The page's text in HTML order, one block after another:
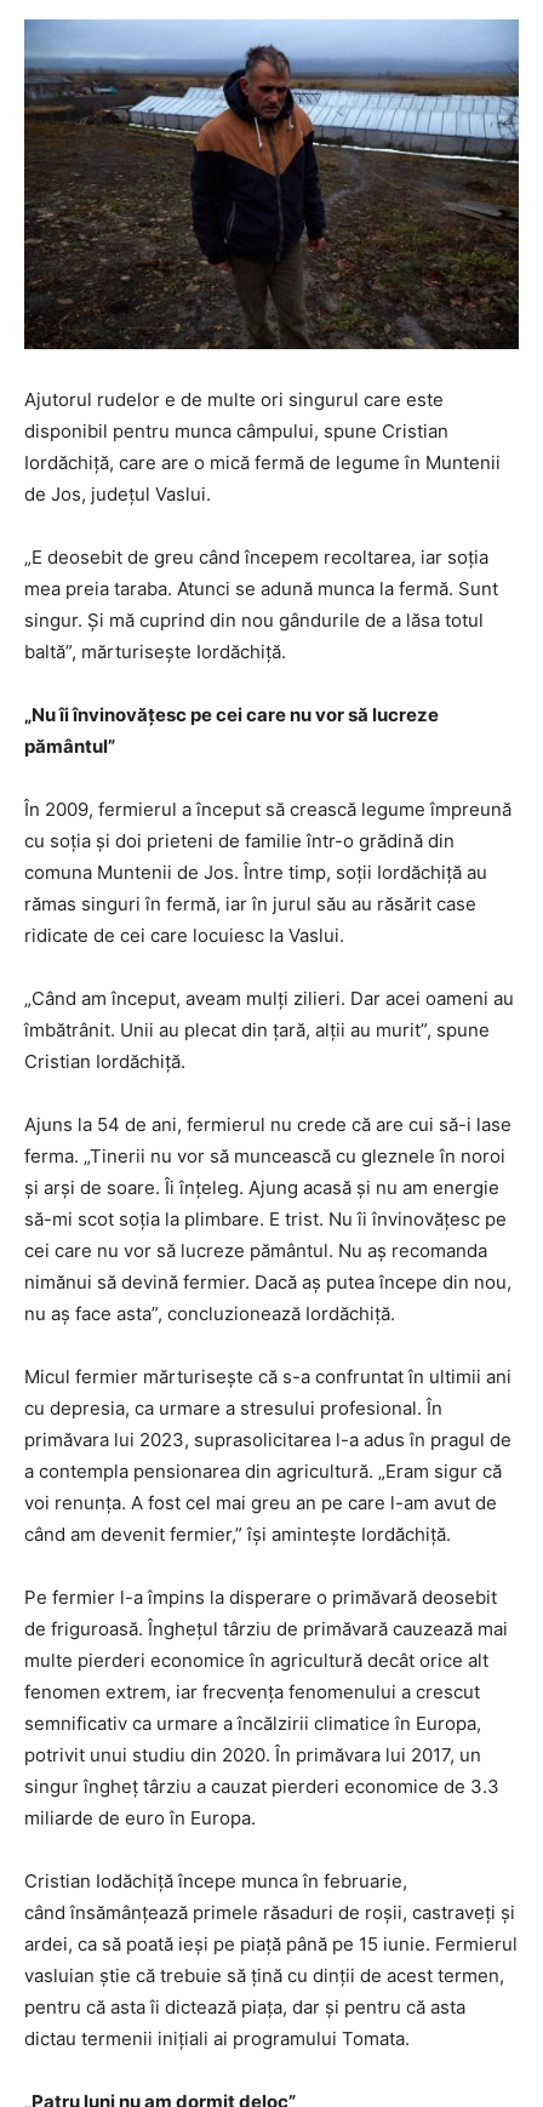
Ajutorul rudelor e de multe ori singurul care este
disponibil pentru munca câmpului, spune Cristian
Iordăchiță, care are o mică fermă de legume în Muntenii
de Jos, județul Vaslui.
„E deosebit de greu când începem recoltarea, iar soția
mea preia taraba. Atunci se adună munca la fermă. Sunt
singur. Și mă cuprind din nou gândurile de a lăsa totul
baltă”, mărturisește Iordăchiță.
„Nu îi învinovățesc pe cei care nu vor să lucreze
pământul”
În 2009, fermierul a început să crească legume împreună
cu soția și doi prieteni de familie într-o grădină din
comuna Muntenii de Jos. Între timp, soții Iordăchiță au
rămas singuri în fermă, iar în jurul său au răsărit case
ridicate de cei care locuiesc la Vaslui.
„Când am început, aveam mulți zilieri. Dar acei oameni au
îmbătrânit. Unii au plecat din țară, alții au murit”, spune
Cristian Iordăchiță.
Ajuns la 54 de ani, fermierul nu crede că are cui să-i lase
ferma. „Tinerii nu vor să muncească cu gleznele în noroi
și arși de soare. Îi înțeleg. Ajung acasă și nu am energie
să-mi scot soția la plimbare. E trist. Nu îi învinovățesc pe
cei care nu vor să lucreze pământul. Nu aș recomanda
nimănui să devină fermier. Dacă aș putea începe din nou,
nu aș face asta”, concluzionează Iordăchiță.
Micul fermier mărturisește că s-a confruntat în ultimii ani
cu depresia, ca urmare a stresului profesional. În
primăvara lui 2023, suprasolicitarea l-a adus în pragul de
a contempla pensionarea din agricultură. „Eram sigur că
voi renunța. A fost cel mai greu an pe care l-am avut de
când am devenit fermier,” își amintește Iordăchiță.
Pe fermier l-a împins la disperare o primăvară deosebit
de friguroasă. Înghețul târziu de primăvară cauzează mai
multe pierderi economice în agricultură decât orice alt
fenomen extrem, iar frecvența fenomenului a crescut
semnificativ ca urmare a încălzirii climatice în Europa,
potrivit unui studiu din 2020. În primăvara lui 2017, un
singur îngheț târziu a cauzat pierderi economice de 3.3
miliarde de euro în Europa.
Cristian Iodăchiță începe munca în februarie,
când însămânțează primele răsaduri de roșii, castraveți și
ardei, ca să poată ieși pe piață până pe 15 iunie. Fermierul
vasluian știe că trebuie să țină cu dinții de acest termen,
pentru că asta îi dictează piața, dar și pentru că asta
dictau termenii inițiali ai programului Tomata.
„Patru luni nu am dormit deloc”